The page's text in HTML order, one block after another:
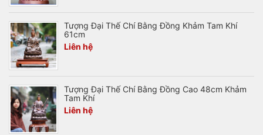
Tượng Đại Thế Chí Bằng Đồng Khảm Tam Khí
61cm
Liên hệ
Tượng Đại Thế Chí Bằng Đồng Cao 48cm Khảm
Tam Khí
Liên hệ